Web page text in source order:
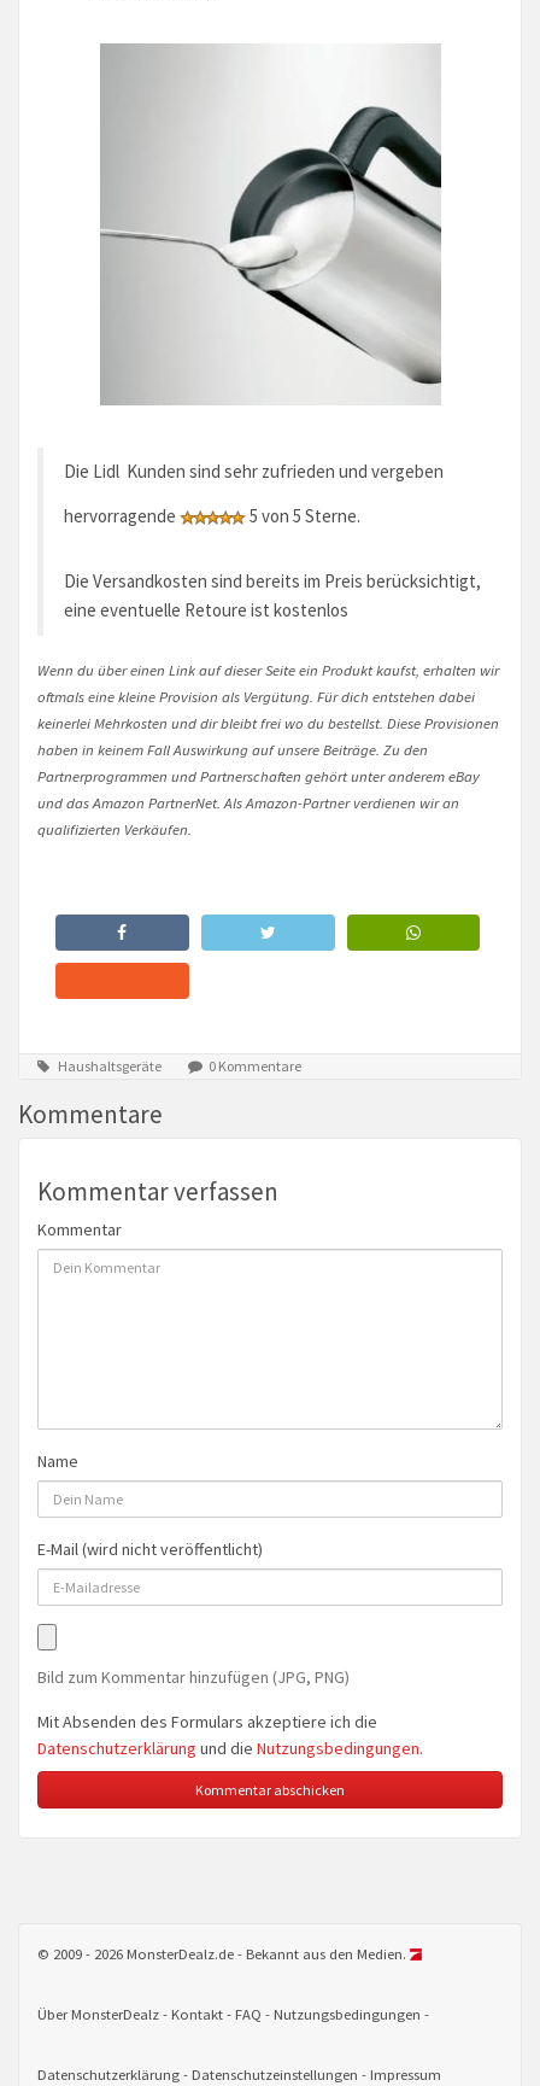
Die Lidl Kunden sind sehr zufrieden und vergeben
hervorragende
5 von 5 Sterne.
Die Versandkosten sind bereits im Preis berücksichtigt,
eine eventuelle Retoure ist kostenlos
Wenn du über einen Link auf dieser Seite ein Produkt kaufst, erhalten wir
oftmals eine kleine Provision als Vergütung. Für dich entstehen dabei
keinerlei Mehrkosten und dir bleibt frei wo du bestellst. Diese Provisionen
haben in keinem Fall Auswirkung auf unsere Beiträge. Zu den
Partnerprogrammen und Partnerschaften gehört unter anderem eBay
und das Amazon PartnerNet. Als Amazon-Partner verdienen wir an
qualifizierten Verkäufen.
Haushaltsgeräte 0 Kommentare
Kommentare
Kommentar verfassen
Kommentar
Name
E-Mail (wird nicht veröffentlicht)
Bild zum Kommentar hinzufügen (JPG, PNG)
Mit Absenden des Formulars akzeptiere ich die
Datenschutzerklärung und die Nutzungsbedingungen.
© 2009 - 2026 MonsterDealz.de - Bekannt aus den Medien.
Über MonsterDealz Kontakt FAQ Nutzungsbedingungen
Datenschutzerklärung Datenschutzeinstellungen Impressum